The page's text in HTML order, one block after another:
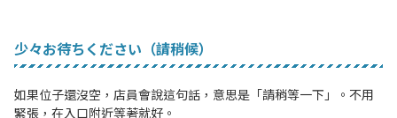
少々お待ちください（請稍候）
如果位子還沒空，店員會說這句話，意思是「請稍等一下」。不用
緊張，在入口附近等著就好。